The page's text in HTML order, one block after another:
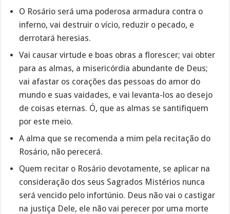
O Rosário será uma poderosa armadura contra o
inferno, vai destruir o vício, reduzir o pecado, e
derrotará heresias.
Vai causar virtude e boas obras a florescer; vai obter
para as almas, a misericórdia abundante de Deus;
vai afastar os corações das pessoas do amor do
mundo e suas vaidades, e vai levanta-los ao desejo
de coisas eternas. Ó, que as almas se santifiquem
por este meio.
A alma que se recomenda a mim pela recitação do
Rosário, não perecerá.
Quem recitar o Rosário devotamente, se aplicar na
consideração dos seus Sagrados Mistérios nunca
será vencido pelo infortúnio. Deus não vai o castigar
na justiça Dele, ele não vai perecer por uma morte